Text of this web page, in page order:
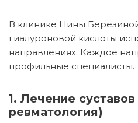
В клинике Нины
гиалуроновой кислоты
направлениях. Каждое
профильные специалисты.
1. Лечение суставов (ортопедия,
ревматология)